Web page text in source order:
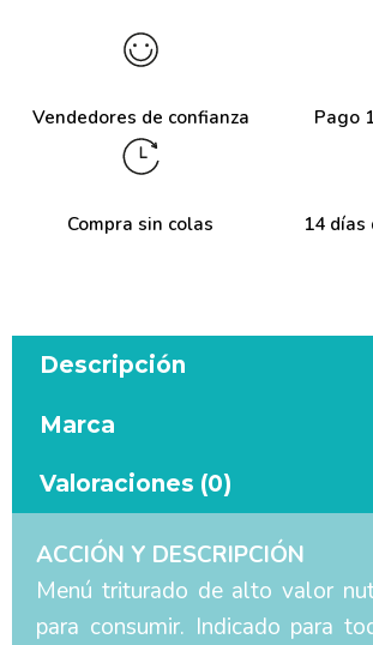
Vendedores de confianza Pago
Compra sin colas 14 días
Descripción
Marca
Valoraciones (0)
ACCIÓN Y DESCRIPCIÓN
Menú triturado de alto valor
para consumir. Indicado para